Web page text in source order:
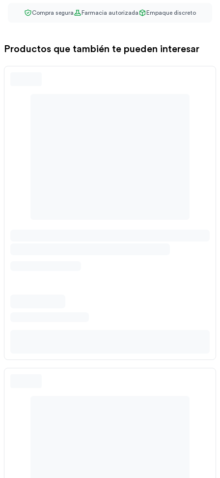
Compra segura Farmacia autorizada Empaque discreto
Productos que también te pueden interesar